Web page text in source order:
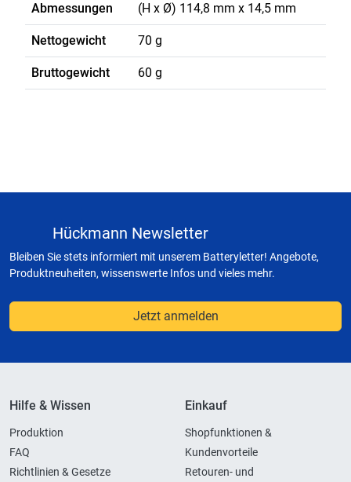
Abmessungen (H x Ø) 114,8 mm x 14,5 mm
Nettogewicht 70 g
Bruttogewicht 60 g
Hückmann Newsletter
Bleiben Sie stets informiert mit unserem Batteryletter! Angebote,
Produktneuheiten, wissenswerte Infos und vieles mehr.
Jetzt anmelden
Hilfe & Wissen
Produktion
FAQ
Richtlinien & Gesetze
Einkauf
Shopfunktionen &
Kundenvorteile
Retouren- und